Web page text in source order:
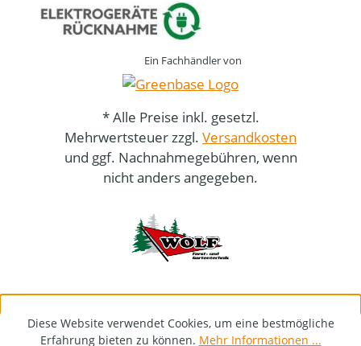
Ein Fachhändler von
* Alle Preise inkl. gesetzl.
Mehrwertsteuer zzgl. Versandkosten
und ggf. Nachnahmegebühren, wenn
nicht anders angegeben.
Diese Website verwendet Cookies, um eine bestmögliche
Erfahrung bieten zu können. Mehr Informationen ...